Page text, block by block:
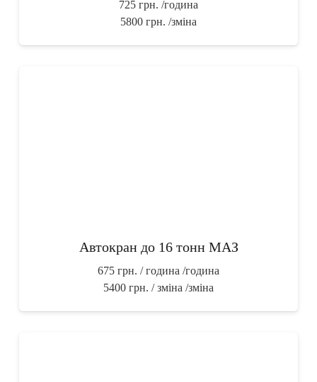
725 грн. /година
5800 грн. /зміна
Автокран до 16 тонн МАЗ
675 грн. / година /година
5400 грн. / зміна /зміна